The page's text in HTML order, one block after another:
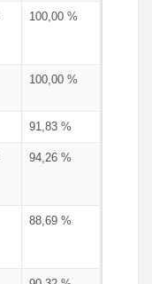
100,00 %
100,00 %
91,83 %
94,26 %
88,69 %